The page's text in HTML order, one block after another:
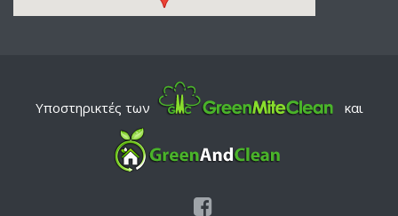
Υποστηρικτές των και